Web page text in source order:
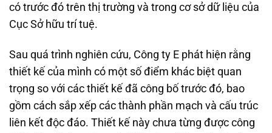
có trước đó trên thị trường và trong cơ sở dữ liệu của
Cục Sở hữu trí tuệ.
Sau quá trình nghiên cứu, Công ty E phát hiện rằng
thiết kế của mình có một số điểm khác biệt quan
trọng so với các thiết kế đã công bố trước đó, bao
gồm cách sắp xếp các thành phần mạch và cấu trúc
liên kết độc đáo. Thiết kế này chưa từng được công